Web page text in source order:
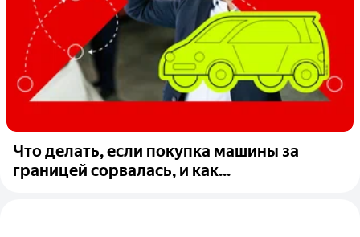
Что делать, если покупка машины за
границей сорвалась, и как...